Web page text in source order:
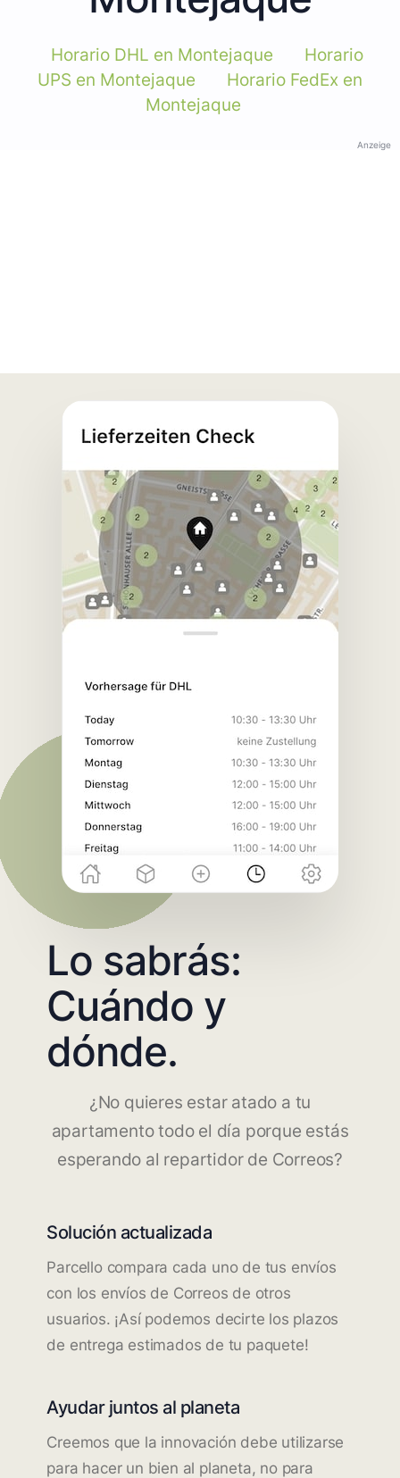
Horario DHL en Montejaque
Horario
UPS en Montejaque
Horario FedEx en
Montejaque
Anzeige
Lo sabrás:
Cuándo y
dónde.
¿No quieres estar atado a tu
apartamento todo el día porque estás
esperando al repartidor de Correos?
Solución actualizada
Parcello compara cada uno de tus envíos
con los envíos de Correos de otros
usuarios. ¡Así podemos decirte los plazos
de entrega estimados de tu paquete!
Ayudar juntos al planeta
Creemos que la innovación debe utilizarse
para hacer un bien al planeta, no para